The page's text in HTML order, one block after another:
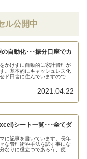
ル公開中
自動化･･･振分口座でカ
かけずに自動的に家計管理が
。基本的にキャッシュレス化
ド田舎に住んでいますので現
2021.04.22
シート一覧･･･全てダ
に記事を書いています。長年
な管理術や手法を試す事にな
なりに役立つであろう、便利